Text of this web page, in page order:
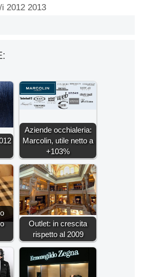
2012 2013
Aziende occhialeria:
Marcolin, utile netto a
+103%
Outlet: in crescita
rispetto al 2009